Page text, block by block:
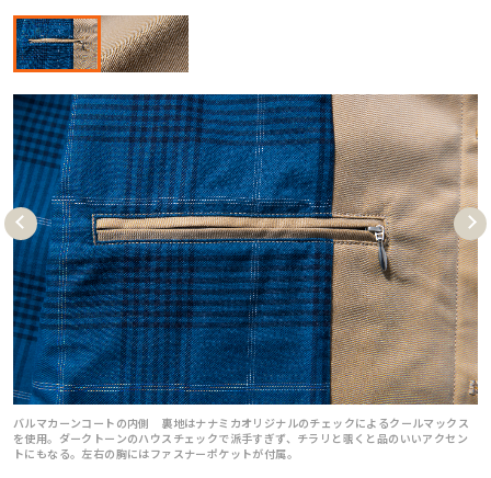
Pre
vio
us
バルマカーンコートの内側 裏地はナナミカオリジナルのチェックによるクールマックス
を使用。ダークトーンのハウスチェックで派手すぎず、チラリと覗くと品のいいアクセン
トにもなる。左右の胸にはファスナーポケットが付属。
Nex
t